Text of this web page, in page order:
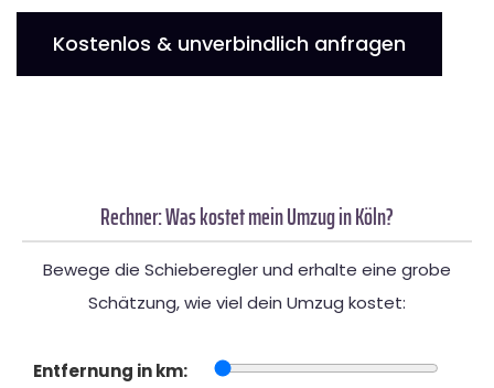
Kostenlos & unverbindlich anfragen
Rechner: Was kostet mein Umzug in Köln?
Bewege die Schieberegler und erhalte eine grobe
Schätzung, wie viel dein Umzug kostet:
Entfernung in km: